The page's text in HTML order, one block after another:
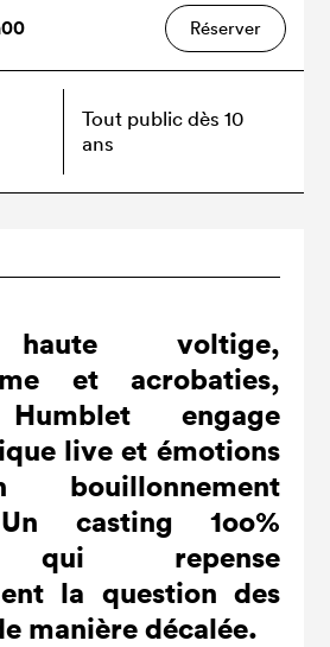
voltige,
et acrobaties,
engage
live et émotions
casting 1oo%
qui repense
la question des
manière décalée.
Réserver
Tout public dès 10
ans